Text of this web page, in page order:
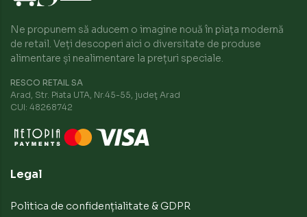
Ne propunem să aducem o imagine nouă în piața modernă
de retail. Veți descoperi aici o diversitate de produse
alimentare și nealimentare la prețuri speciale.
RESCO RETAIL SA
Arad, Str. Piata UTA, Nr.45-55, judeţ Arad
CUI: 48268742
Legal
Politica de confidențialitate & GDPR